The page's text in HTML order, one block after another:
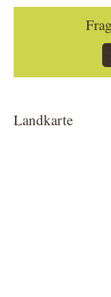
Landkarte